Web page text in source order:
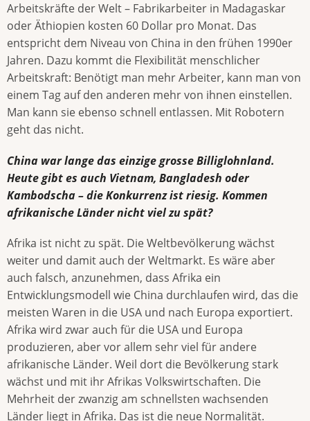
Arbeitskräfte der Welt – Fabrikarbeiter in Madagaskar
oder Äthiopien kosten 60 Dollar pro Monat. Das
entspricht dem Niveau von China in den frühen 1990er
Jahren. Dazu kommt die Flexibilität menschlicher
Arbeitskraft: Benötigt man mehr Arbeiter, kann man von
einem Tag auf den anderen mehr von ihnen einstellen.
Man kann sie ebenso schnell entlassen. Mit Robotern
geht das nicht.
China war lange das einzige grosse Billiglohnland.
Heute gibt es auch Vietnam, Bangladesh oder
Kambodscha – die Konkurrenz ist riesig. Kommen
afrikanische Länder nicht viel zu spät?
Afrika ist nicht zu spät. Die Weltbevölkerung wächst
weiter und damit auch der Weltmarkt. Es wäre aber
auch falsch, anzunehmen, dass Afrika ein
Entwicklungsmodell wie China durchlaufen wird, das die
meisten Waren in die USA und nach Europa exportiert.
Afrika wird zwar auch für die USA und Europa
produzieren, aber vor allem sehr viel für andere
afrikanische Länder. Weil dort die Bevölkerung stark
wächst und mit ihr Afrikas Volkswirtschaften. Die
Mehrheit der zwanzig am schnellsten wachsenden
Länder liegt in Afrika. Das ist die neue Normalität.